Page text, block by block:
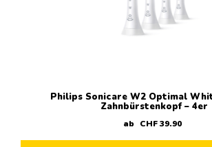
Philips Sonicare W2 Optimal
Zahnbürstenkopf – 4er
ab CHF39.90